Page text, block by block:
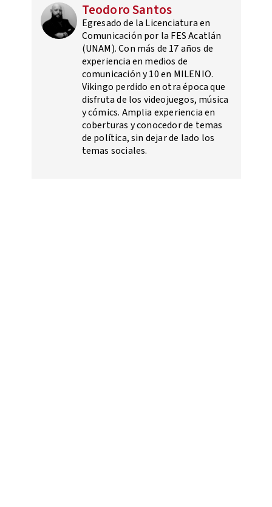
Teodoro Santos
Egresado de la Licenciatura en
Comunicación por la FES Acatlán
(UNAM). Con más de 17 años de
experiencia en medios de
comunicación y 10 en MILENIO.
Vikingo perdido en otra época que
disfruta de los videojuegos, música
y cómics. Amplia experiencia en
coberturas y conocedor de temas
de política, sin dejar de lado los
temas sociales.